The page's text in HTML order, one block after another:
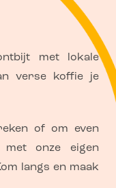
met lokale
verse koffie je
of om even
onze eigen
langs en maak